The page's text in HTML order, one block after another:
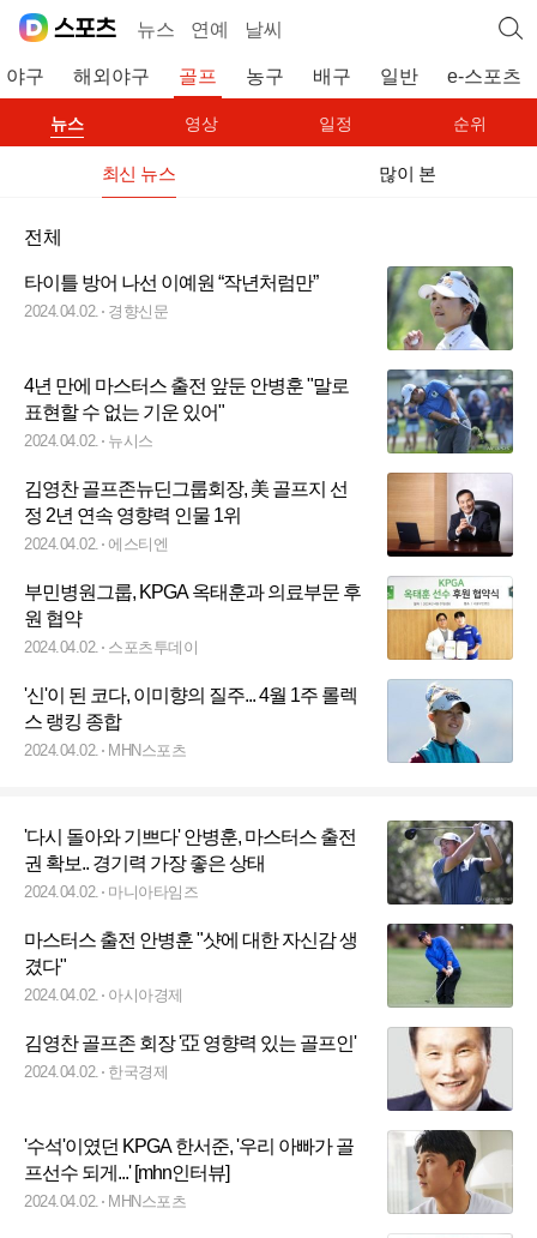
뉴스 연예 날씨
야구 해외야구 골프 농구 배구 일반 e-스포츠
뉴스 영상 일정 순위
최신 뉴스 많이 본
전체
타이틀 방어 나선 이예원 “작년처럼만”
2024.04.02. 경향신문
4년 만에 마스터스 출전 앞둔 안병훈 "말로
표현할 수 없는 기운 있어"
2024.04.02. 뉴시스
김영찬 골프존뉴딘그룹회장, 美 골프지 선
정 2년 연속 영향력 인물 1위
2024.04.02. 에스티엔
부민병원그룹, KPGA 옥태훈과 의료부문 후
원 협약
2024.04.02. 스포츠투데이
'신'이 된 코다, 이미향의 질주... 4월 1주 롤렉
스 랭킹 종합
2024.04.02. MHN스포츠
'다시 돌아와 기쁘다' 안병훈, 마스터스 출전
권 확보.. 경기력 가장 좋은 상태
2024.04.02. 마니아타임즈
마스터스 출전 안병훈 "샷에 대한 자신감 생
겼다"
2024.04.02. 아시아경제
김영찬 골프존 회장 '亞 영향력 있는 골프인'
2024.04.02. 한국경제
'수석'이였던 KPGA 한서준, '우리 아빠가 골
프선수 되게...' [mhn인터뷰]
2024.04.02. MHN스포츠